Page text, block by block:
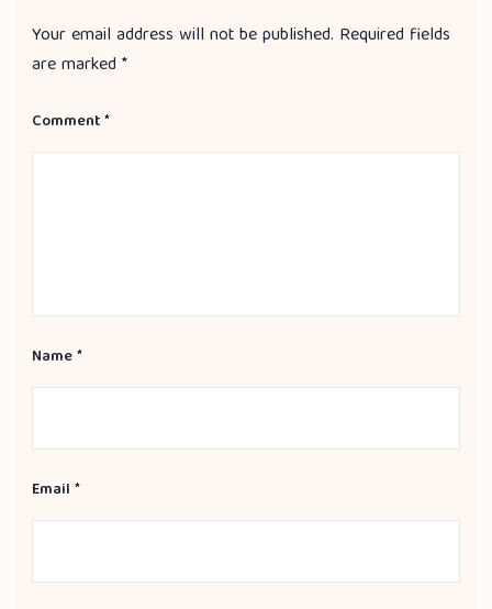
Your email address will not be published. Required fields
are marked *
Comment*
Name*
Email *